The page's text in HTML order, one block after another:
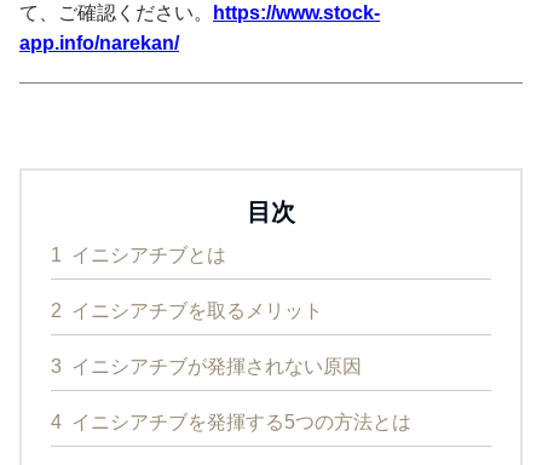
て、ご確認ください。
https://www.stock-
app.info/narekan/
目次
1 イニシアチブとは
2 イニシアチブを取るメリット
3 イニシアチブが発揮されない原因
4 イニシアチブを発揮する5つの方法とは